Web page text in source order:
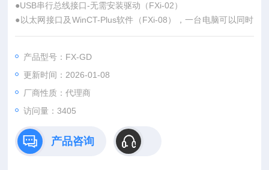
●USB串行总线接口-无需安装驱动（FXi-02）
●以太网接口及WinCT-Plus软件（FXi-08），一台电脑可以同时
连接几台天平
●统计计数功能
●高清晰荧光显示，容易读取数值
●内置可充电电池（FXi-09）
●5种计量单位g，pcs，%，ct，mom
●符合GLP、GMP、ISO标准
产品型号：FX-GD
更新时间：2026-01-08
厂商性质：代理商
访问量：3405
产品咨询